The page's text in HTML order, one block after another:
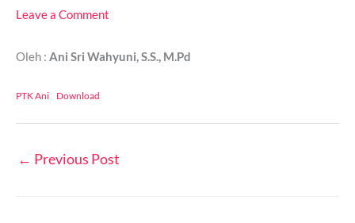
Leave a Comment
Oleh : Ani Sri Wahyuni, S.S., M.Pd
PTK Ani Download
← Previous Post